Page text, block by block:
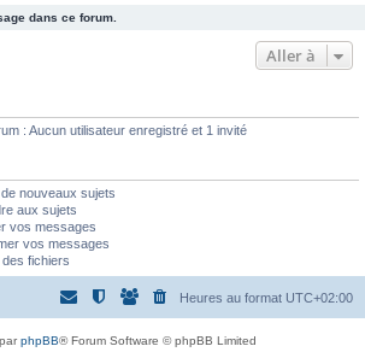
dans ce forum.
Aller à
: Aucun utilisateur enregistré et 1 invité
nouveaux sujets
aux sujets
vos messages
vos messages
des fichiers
Heures au format UTC+02:00
phpBB® Forum Software © phpBB Limited